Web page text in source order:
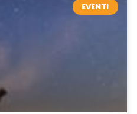
EVENTI